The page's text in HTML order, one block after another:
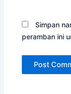
Simpan
peramban ini